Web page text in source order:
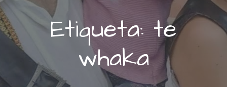
Etiqueta: te
whaka